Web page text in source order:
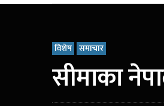
विशेष समाचार
सीमाका